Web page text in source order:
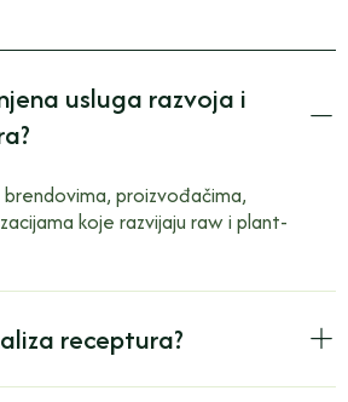
usluga razvoja i
brendovima, proizvođačima,
koje razvijaju raw i plant-
receptura?